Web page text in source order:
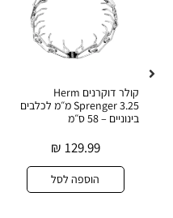
קולר דוקרנים Herm
Sprenger 3.25 מ״מ לכלבים
בינוניים – 58 ס״מ
129.99
₪
הוספה לסל